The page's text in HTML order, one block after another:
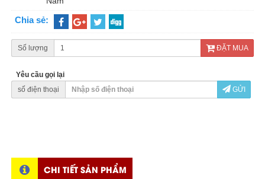
Chia sẻ:
Số lượng ĐẶT MUA
Yêu cầu gọi lại
số điện thoại
GỬI
CHI TIẾT SẢN PHẨM